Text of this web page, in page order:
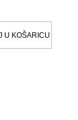
U KOŠARICU